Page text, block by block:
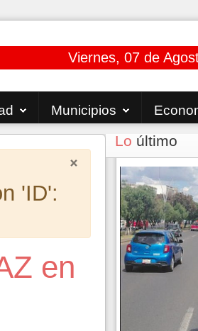
Viernes, 07 de
Municipios
×
'ID':
en
Lo último